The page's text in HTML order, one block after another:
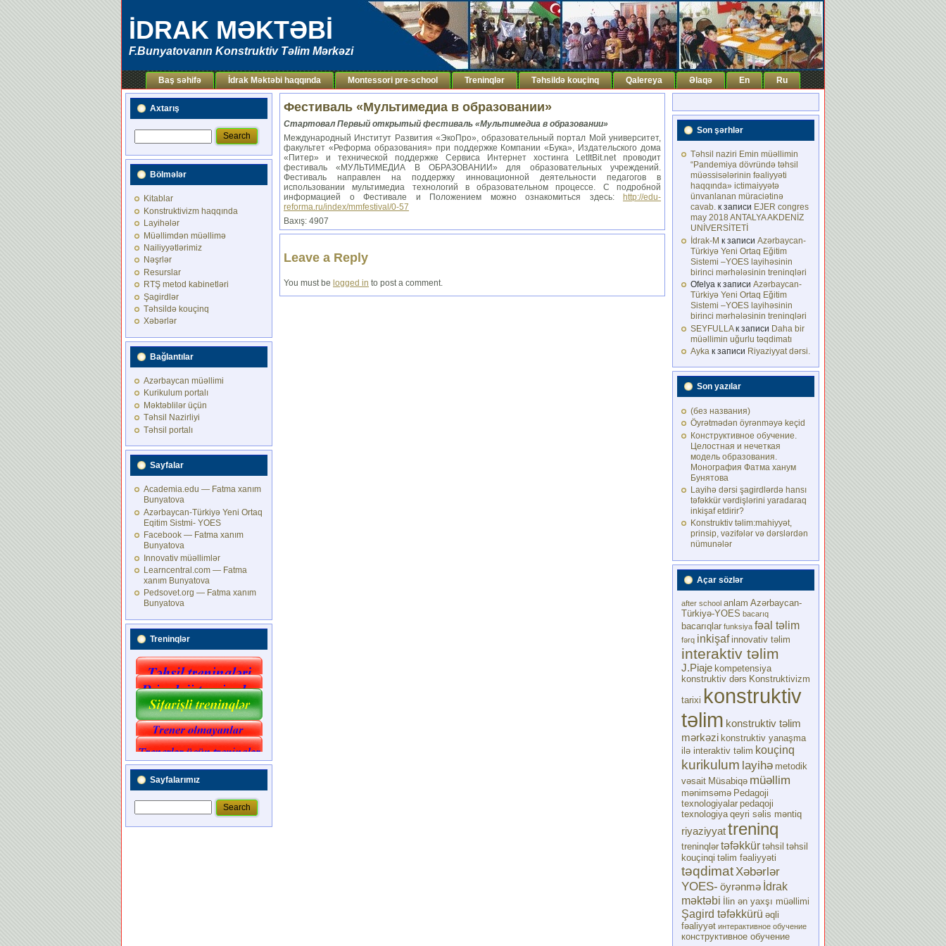
İDRAK MƏKTƏBİ
F.Bunyatovanın Konstruktiv Təlim Mərkəzi
Baş səhifə İdrak Məktəbi haqqında Montessori pre-school Treninqlər Təhsildə kouçinq Qalereya Əlaqə En Ru
Axtarış
Bölmələr
Kitablar
Konstruktivizm haqqında
Layihələr
Müəllimdən müəllimə
Nailiyyətlərimiz
Nəşrlər
Resurslar
RTŞ metod kabinetləri
Şagirdlər
Təhsildə kouçinq
Xəbərlər
Bağlantılar
Azərbaycan müəllimi
Kurikulum portalı
Məktəblilər üçün
Təhsil Nazirliyi
Təhsil portalı
Sayfalar
Academia.edu — Fatma xanım
Bunyatova
Azərbaycan-Türkiyə Yeni Ortaq
Eqitim Sistmi- YOES
Facebook — Fatma xanım
Bunyatova
Innovativ müəllimlər
Learncentral.com — Fatma
xanım Bunyatova
Pedsovet.org — Fatma xanım
Bunyatova
Treninqlər
Sayfalarımız
Фестиваль «Мультимедиа в образовании»
Стартовал Первый открытый фестиваль «Мультимедиа в образовании»
Международный Институт Развития «ЭкоПро», образовательный портал Мой университет,
факультет «Реформа образования» при поддержке Компании «Бука», Издательского дома
«Питер» и технической поддержке Сервиса Интернет хостинга LetItBit.net проводит
фестиваль «МУЛЬТИМЕДИА В ОБРАЗОВАНИИ» для образовательных учреждений.
Фестиваль направлен на поддержку инновационной деятельности педагогов в
использовании мультимедиа технологий в образовательном процессе. С подробной
информацией о Фестивале и Положением можно ознакомиться здесь: http://edu-
reforma.ru/index/mmfestival/0-57
Baxış: 4907
Leave a Reply
You must be logged in to post a comment.
Son şərhlər
Təhsil naziri Emin müəllimin
“Pandemiya dövründə təhsil
müəssisələrinin fəaliyyəti
haqqında» ictimaiyyətə
ünvanlanan müraciətinə
cavab. к записи EJER congres
may 2018 ANTALYA AKDENİZ
UNİVERSİTETİ
İdrak-M к записи Azərbaycan-
Türkiyə Yeni Ortaq Eğitim
Sistemi –YOES layihəsinin
birinci mərhələsinin treninqləri
Ofelya к записи Azərbaycan-
Türkiyə Yeni Ortaq Eğitim
Sistemi –YOES layihəsinin
birinci mərhələsinin treninqləri
SEYFULLAк записи Daha bir
müəllimin uğurlu təqdimatı
Ayka к записи Riyaziyyat dərsi.
Son yazılar
(без названия)
Öyrətmədən öyrənməyə keçid
Конструктивное обучение.
Целостная и нечеткая
модель образования.
Монография Фатма ханум
Бунятова
Layihə dərsi şagirdlərdə hansı
təfəkkür vərdişlərini yaradaraq
inkişaf etdirir?
Konstruktiv təlim:mahiyyət,
prinsip, vəzifələr və dərslərdən
nümunələr
Açar sözlər
after school anlam Azərbaycan-
Türkiyə-YOES bacarıq
bacarıqlar funksiya fəal təlim
fərq inkişaf innovativ təlim
interaktiv təlim
J.Piaje kompetensiya
konstruktiv dərs Konstruktivizm
tarixi konstruktiv
təlim konstruktiv təlim
mərkəzi konstruktiv yanaşma
ilə interaktiv təlim kouçinq
kurikulum layihə metodik
vəsait Müsabiqə müəllim
mənimsəmə Pedagoji
texnologiyalar pedaqoji
texnologiya qeyri səlis məntiq
riyaziyyattreninq
treninqlər təfəkkür təhsil təhsil
kouçinqi təlim fəaliyyəti
təqdimat Xəbərlər
YOES- öyrənmə İdrak
məktəbi İlin ən yaxşı müəllimi
Şagird təfəkkürü əqli
fəaliyyət интерактивное обучение
конструктивное обучение